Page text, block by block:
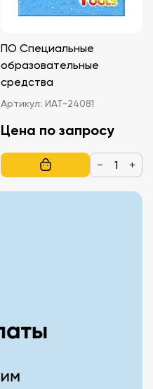
ПО Специальные
образовательные
средства
Артикул: ИАТ-24081
Цена по запросу
− +